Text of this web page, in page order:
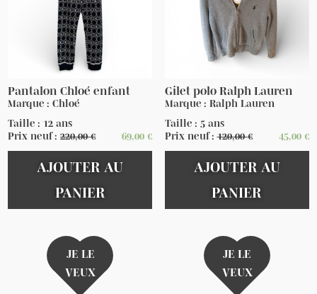
Pantalon Chloé enfant
Marque : Chloé
Taille : 12 ans
Prix neuf :220,00€ 69,00 €
AJOUTER AU
PANIER
JE LE
VEUX
Gilet polo Ralph Lauren
Marque : Ralph Lauren
Taille : 5 ans
Prix neuf :120,00€ 45,00 €
AJOUTER AU
PANIER
JE LE
VEUX